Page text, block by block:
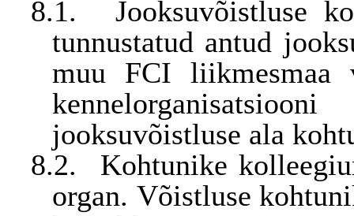
8.1.
Jooksuvõistluse
tunnustatud antud
muu FCI
jooksuvõistluse ala
8.2.
Kohtunike
organ. Võistluse